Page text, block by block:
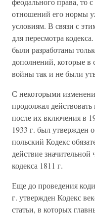
отношений его нормы
условиям. В связи с
для пересмотра
были разработаны
дополнений, которые в
войны так и не были
С некоторыми
продолжал
после их включения в
1933 г. был утвержден
польский Кодекс
действие значительной
кодекса 1811 г.
Еще до проведения
г. утвержден Кодекс
статьи, в которых